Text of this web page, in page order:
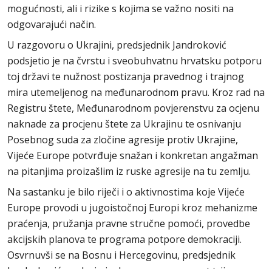
mogućnosti, ali i rizike s kojima se važno nositi na
odgovarajući način.
U razgovoru o Ukrajini, predsjednik Jandroković
podsjetio je na čvrstu i sveobuhvatnu hrvatsku potporu
toj državi te nužnost postizanja pravednog i trajnog
mira utemeljenog na međunarodnom pravu. Kroz rad na
Registru štete, Međunarodnom povjerenstvu za ocjenu
naknade za procjenu štete za Ukrajinu te osnivanju
Posebnog suda za zločine agresije protiv Ukrajine,
Vijeće Europe potvrđuje snažan i konkretan angažman
na pitanjima proizašlim iz ruske agresije na tu zemlju.
Na sastanku je bilo riječi i o aktivnostima koje Vijeće
Europe provodi u jugoistočnoj Europi kroz mehanizme
praćenja, pružanja pravne stručne pomoći, provedbe
akcijskih planova te programa potpore demokraciji.
Osvrnuvši se na Bosnu i Hercegovinu, predsjednik